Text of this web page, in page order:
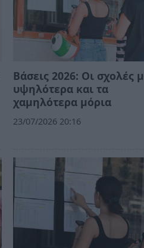
Βάσεις 2026: Οι σχολές
υψηλότερα και τα
χαμηλότερα μόρια
23/07/2026 20:16